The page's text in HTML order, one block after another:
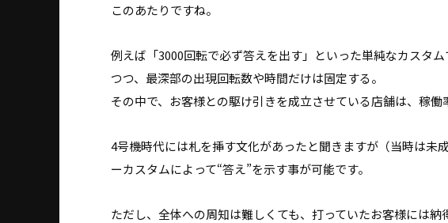
このあたりですね。
例えば「3000回転で必ず答えを出す」といった単純なカスタ
つつ、最深部の出現回転数や時間だけは固定する。
その中で、お客様との駆け引きを成立させている店舗は、稼働
4号機時代には札を挿す文化があったと聞きますが（当時は未
ーカスタムによって“答え”を示す事が可能です。
ただし、全体への周知は難しくても、打っていたお客様には